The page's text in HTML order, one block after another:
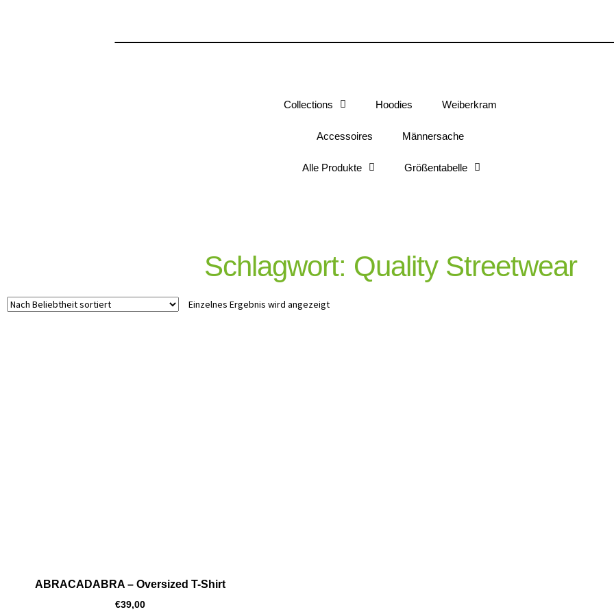
Collections Hoodies Weiberkram
Accessoires Männersache
Alle Produkte Größentabelle
Schlagwort: Quality Streetwear
Einzelnes Ergebnis wird angezeigt
ABRACADABRA – Oversized T-Shirt
€39,00